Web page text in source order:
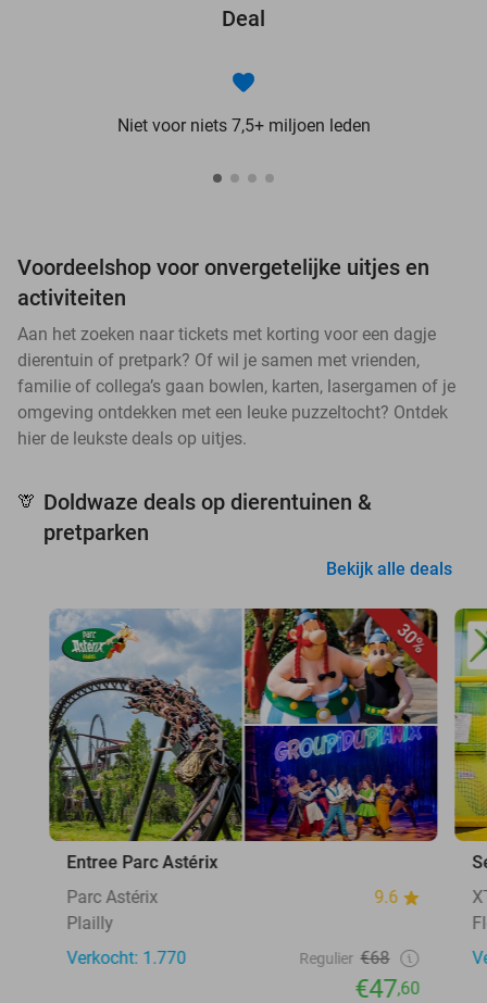
Deal
Niet voor niets 7,5+ miljoen leden
Voordeelshop voor onvergetelijke uitjes en
activiteiten
Aan het zoeken naar tickets met korting voor een dagje
dierentuin of pretpark? Of wil je samen met vrienden,
familie of collega’s gaan bowlen, karten, lasergamen of je
omgeving ontdekken met een leuke puzzeltocht? Ontdek
hier de leukste deals op uitjes.
🦒 Doldwaze deals op dierentuinen &
pretparken
Bekijk alle deals
30%
Entree Parc Astérix
Parc Astérix
9.6
Plailly
Verkocht: 1.770
Regulier €68
€47,60